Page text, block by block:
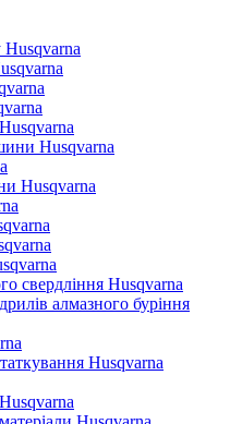
Husqvarna
Husqvarna
Husqvarna
свердління Husqvarna
алмазного буріння
Husqvarna